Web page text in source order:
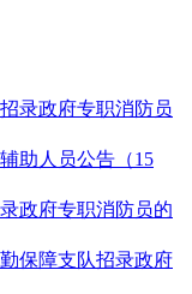
录政府专职消防员
助人员公告（15
政府专职消防员的
保障支队招录政府